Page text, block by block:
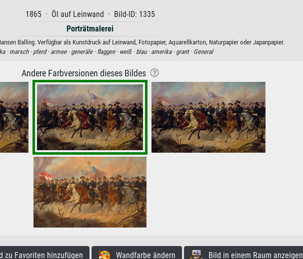
1865 · Öl auf Leinwand · Bild-ID: 1335
Porträtmalerei
Balling. Verfügbar als Kunstdruck auf Leinwand, Fotopapier, Aquarellkarton, Naturpapier oder Japanpapier.
·marsch · pferd · armee · generäle · flaggen · weiß · blau · amerika · grant · General
Andere Farbversionen dieses Bildes
Favoriten hinzufügen Wandfarbe ändern Bild in einem Raum anzeigen